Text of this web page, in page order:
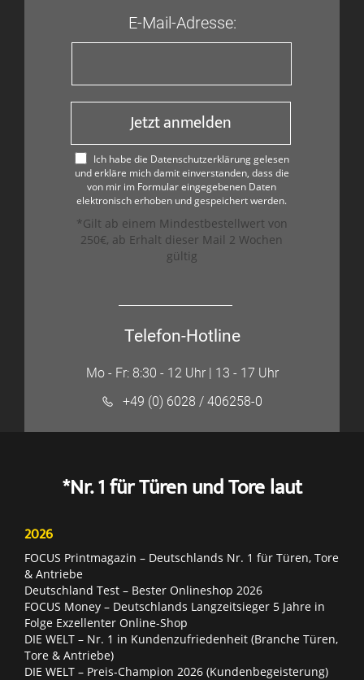
E-Mail-Adresse:
Jetzt anmelden
Ich habe die Datenschutzerklärung gelesen
und erkläre mich damit einverstanden, dass die
von mir im Formular eingegebenen Daten
elektronisch erhoben und gespeichert werden.
*Gilt ab einem Mindestbestellwert von
250€, ab Erhalt dieser Mail 2 Wochen
gültig
Telefon-Hotline
Mo - Fr: 8:30 - 12 Uhr | 13 - 17 Uhr
+49 (0) 6028 / 406258-0
*Nr. 1 für Türen und Tore laut
2026
FOCUS Printmagazin – Deutschlands Nr. 1 für Türen, Tore
& Antriebe
Deutschland Test – Bester Onlineshop 2026
FOCUS Money – Deutschlands Langzeitsieger 5 Jahre in
Folge Exzellenter Online-Shop
DIE WELT – Nr. 1 in Kundenzufriedenheit (Branche Türen,
Tore & Antriebe)
DIE WELT – Preis-Champion 2026 (Kundenbegeisterung)